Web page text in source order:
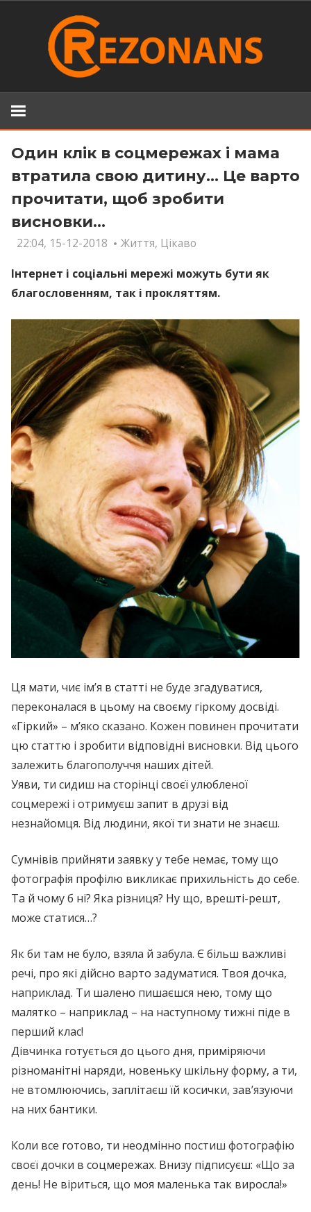
Один клік в соцмережах і мама
втратила свою дитину… Це варто
прочитати, щоб зробити
висновки…
22:04, 15-12-2018 Життя, Цікаво
Інтернет і соціальні мережі можуть бути як
благословенням, так і прокляттям.
Ця мати, чиє ім’я в статті не буде згадуватися,
переконалася в цьому на своєму гіркому досвіді.
«Гіркий» – м’яко сказано. Кожен повинен прочитати
цю статтю і зробити відповідні висновки. Від цього
залежить благополуччя наших дітей.
Уяви, ти сидиш на сторінці своєї улюбленої
соцмережі і отримуєш запит в друзі від
незнайомця. Від людини, якої ти знати не знаєш.
Сумнівів прийняти заявку у тебе немає, тому що
фотографія профілю викликає прихильність до себе.
Та й чому б ні? Яка різниця? Ну що, врешті-решт,
може статися…?
Як би там не було, взяла й забула. Є більш важливі
речі, про які дійсно варто задуматися. Твоя дочка,
наприклад. Ти шалено пишаєшся нею, тому що
малятко – наприклад – на наступному тижні піде в
перший клас!
Дівчинка готується до цього дня, приміряючи
різноманітні наряди, новеньку шкільну форму, а ти,
не втомлюючись, заплітаєш їй косички, зав’язуючи
на них бантики.
Коли все готово, ти неодмінно постиш фотографію
своєї дочки в соцмережах. Внизу підписуєш: «Що за
день! Не віриться, що моя маленька так виросла!»